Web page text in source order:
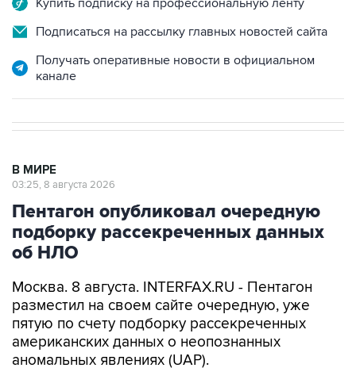
Получать оперативные новости в официальном
Пентагон опубликовал очередную
подборку рассекреченных данных
об НЛО
Москва. 8 августа. INTERFAX.RU - Пентагон
пятую по счету подборку рассекреченных
американских данных о неопознанных
аномальных явлениях (UAP).
"Министерство войны публикует пятую часть